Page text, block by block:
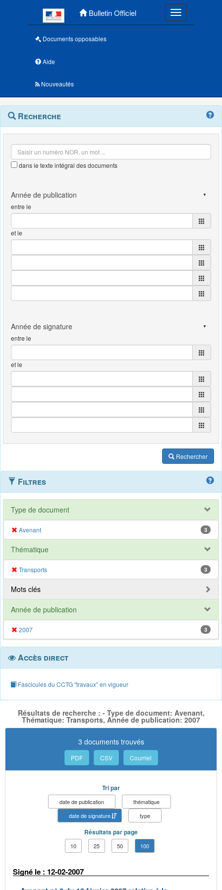
Bulletin Officiel Toggle
Documents opposables
Aide
Nouveautés
Navigation
outils
Menu
contextuel
Recherche
dans le texte intégral des documents
entre le
et le
entre le
et le
Rechercher
Filtres
Type de document
Avenant 3
Thématique
Transports 3
Mots clés
Année de publication
2007 3
Accès direct
Fascicules du CCTG "travaux" en vigueur
Résultats de recherche : - Type de document: Avenant,
Thématique: Transports, Année de publication: 2007
3 documents trouvés
PDF CSV Courriel
Tri par
date de publication
thématique
date de signature
type
Résultats par page
10 25 50 100
Signé le : 12-02-2007